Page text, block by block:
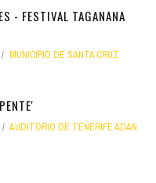
- FESTIVAL TAGANANA
MUNICIPIO DE SANTA CRUZ
AUDITORIO DE TENERIFE ADÁN